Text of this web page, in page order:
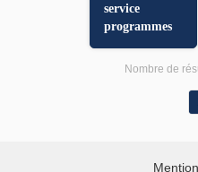
service
programmes
Nombre de